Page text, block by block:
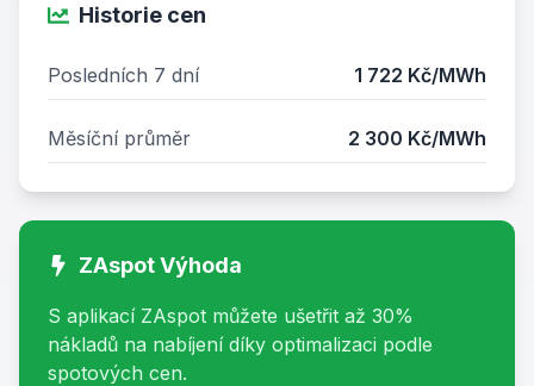
Historie cen
Posledních 7 dní 1 722 Kč/MWh
Měsíční průměr 2 300 Kč/MWh
ZAspotVýhoda
S aplikací ZAspot můžete ušetřit až 30%
nákladů na nabíjení díky optimalizaci podle
spotových cen.